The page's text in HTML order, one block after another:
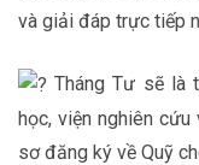
và giải đáp trực tiếp
Tháng Tư sẽ là
học, viện nghiên cứu
sơ đăng ký về Quỹ